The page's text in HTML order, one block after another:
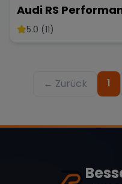
Audi RS
5.0 (11)
← Zurück 1